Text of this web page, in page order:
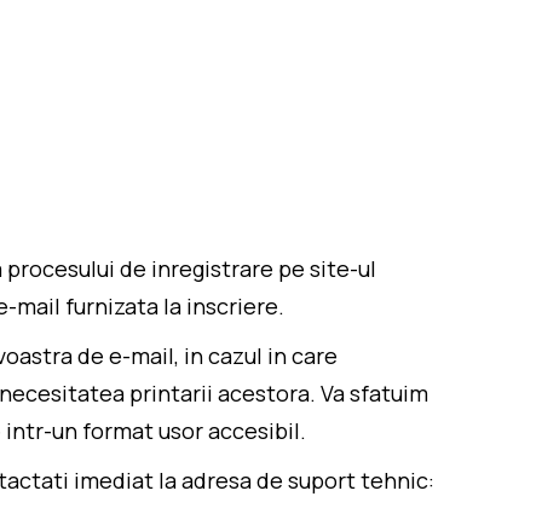
procesului de inregistrare pe site-ul
mail furnizata la inscriere.
de e-mail, in cazul in care
printarii acestora. Va sfatuim
un format usor accesibil.
imediat la adresa de suport tehnic: